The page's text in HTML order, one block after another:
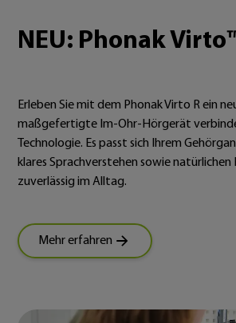
NEU: Phonak
Erleben Sie mit dem Phonak Virto R ein
maßgefertigte Im-Ohr-Hörgerät
Technologie. Es passt sich Ihrem
klares Sprachverstehen sowie
zuverlässig im Alltag.
Mehr erfahren